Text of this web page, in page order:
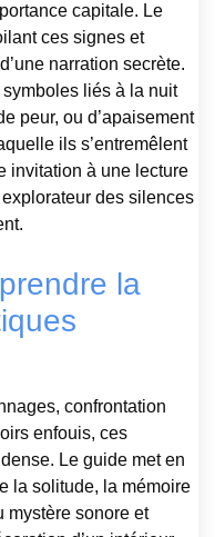
capitale. Le
ces signes et
narration secrète.
symboles liés à la nuit
peur, ou d’apaisement
ils s’entremêlent
invitation à une lecture
des silences
la
confrontation
enfouis, ces
Le guide met en
la solitude, la mémoire
mystère sonore et